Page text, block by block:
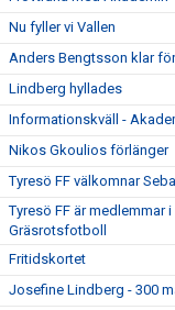
Nu fyller vi Vallen
Anders Bengtsson klar
Lindberg hyllades
Informationskväll -
Nikos Gkoulios förlänger
Tyresö FF välkomnar
Tyresö FF är medlemmar
Gräsrotsfotboll
Fritidskortet
Josefine Lindberg - 300